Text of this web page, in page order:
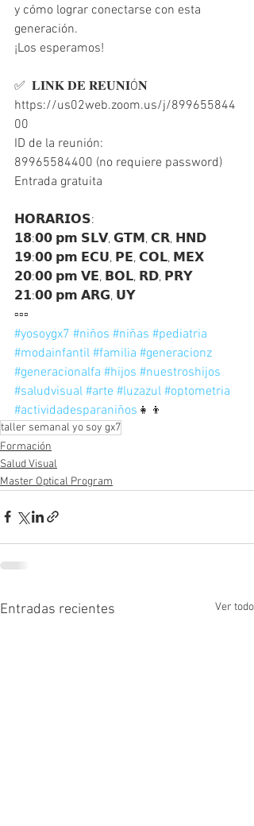
y cómo lograr conectarse con esta
generación.
¡Los esperamos!
✅  𝐋𝐈𝐍𝐊 𝐃𝐄 𝐑𝐄𝐔𝐍𝐈Ó𝐍
https://us02web.zoom.us/j/899655844
00
ID de la reunión:
89965584400 (no requiere password)
Entrada gratuita
𝗛𝗢𝗥𝗔𝗥𝗜𝗢𝗦:
𝟭𝟴:𝟬𝟬 𝗽𝗺 𝗦𝗟𝗩, 𝗚𝗧𝗠, 𝗖𝗥, 𝗛𝗡𝗗
𝟭𝟵:𝟬𝟬 𝗽𝗺 𝗘𝗖𝗨, 𝗣𝗘, 𝗖𝗢𝗟, 𝗠𝗘𝗫
𝟮𝟬:𝟬𝟬 𝗽𝗺 𝗩𝗘, 𝗕𝗢𝗟, 𝗥𝗗, 𝗣𝗥𝗬
𝟮𝟭:𝟬𝟬 𝗽𝗺 𝗔𝗥𝗚, 𝗨𝗬
▫️▫️▫️
#yosoygx7 #niños #niñas #pediatria
#modainfantil #familia #generacionz
#generacionalfa #hijos #nuestroshijos
#saludvisual #arte #luzazul #optometria
#actividadesparaniños 👧👦
taller semanal yo soy gx7
Formación
Salud Visual
Master Optical Program
Entradas recientes Ver todo